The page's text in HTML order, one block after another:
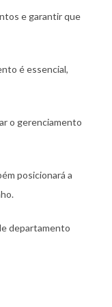
e garantir que
é essencial,
o gerenciamento
posicionará a
departamento